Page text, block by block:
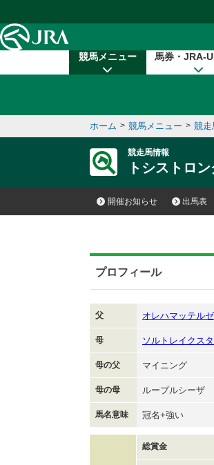
競馬メニュー 馬券・JRA-
ホーム > 競馬メニュー > 競走
競走馬情報
トシストロ
開催お知らせ 出馬表
プロフィール
父 オレハマッテルゼ
母 ソルトレイクス
母の父 マイニング
母の母 ループルシーザ
馬名意味 冠名+強い
総賞金